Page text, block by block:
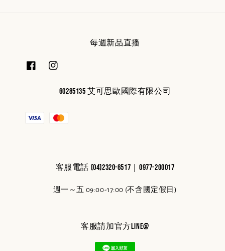
每週新品直播
60285135 艾可思歐國際有限公司
客服電話 (04)2320-6517｜0977-200017
週一～五 09:00-17:00 (不含國定假日)
客服請加官方line@